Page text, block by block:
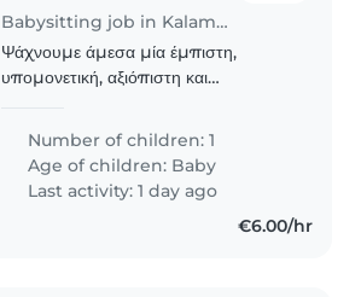
Babysitting job in Kalamaria
Ψάχνουμε άμεσα μία έμπιστη,
υπομονετική, αξιόπιστη και
να φροντίσει τον μικρό μας γιο. Είναι
27 μηνών και είναι πολύ ενεργητικός,
έξυπνος και στοργικός...
Number of children: 1
Age of children: Baby
Last activity: 1 day ago
€6.00/hr